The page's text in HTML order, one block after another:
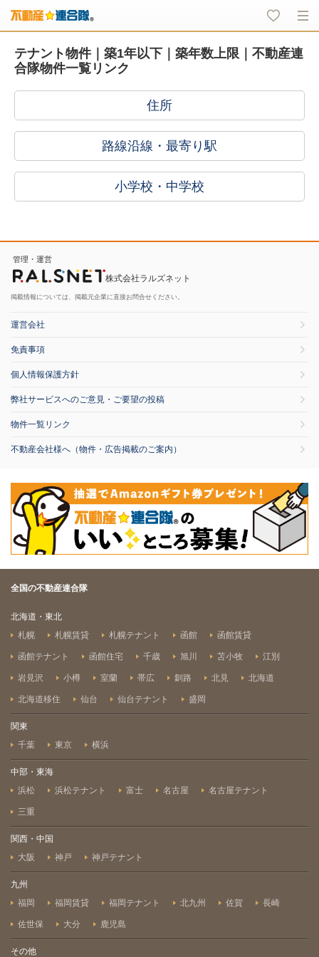
テナント物件｜築1年以下｜築年数上限｜不動産連
合隊物件一覧リンク
住所
路線沿線・最寄り駅
小学校・中学校
管理・運営
株式会社ラルズネット
掲載情報については、掲載元企業に直接お問合せください。
運営会社
免責事項
個人情報保護方針
弊社サービスへのご意見・ご要望の投稿
物件一覧リンク
不動産会社様へ（物件・広告掲載のご案内）
全国の不動産連合隊
北海道・東北
札幌
札幌賃貸 札幌テナント 函館 函館賃貸
函館テナント 函館住宅 千歳 旭川 苫小牧 江別
岩見沢 小樽 室蘭 帯広 釧路 北見 北海道
北海道移住 仙台 仙台テナント 盛岡
関東
千葉
東京 横浜
中部・東海
浜松
浜松テナント 富士 名古屋 名古屋テナント
三重
関西・中国
大阪
神戸 神戸テナント
九州
福岡
福岡賃貸 福岡テナント 北九州 佐賀 長崎
佐世保 大分 鹿児島
その他